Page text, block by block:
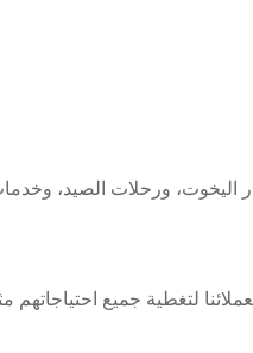
لتغطية جميع